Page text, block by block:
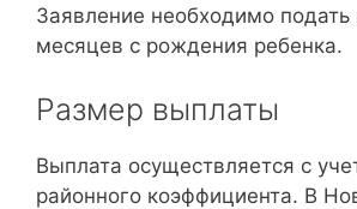
Заявление необходимо подать
месяцев с рождения ребенка.
Размер выплаты
Выплата осуществляется с
районного коэффициента. В